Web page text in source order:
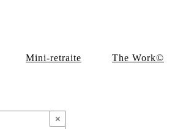
Mini-retraite The Work©
×